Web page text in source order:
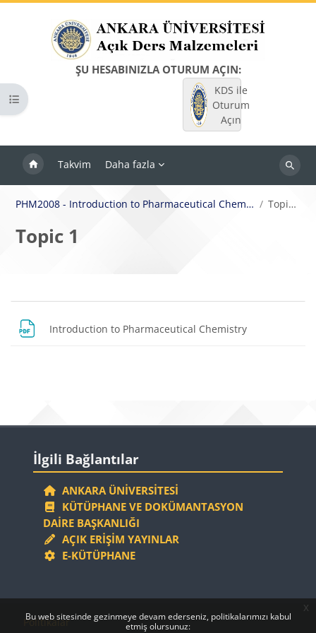
Bu web sitesinde gezinmeye devam ederseniz, politikalarımızı kabul
etmiş olursunuz:
x
ŞU HESABINIZLA OTURUM AÇIN:
KDS ile
Oturum
Açın
Takvim Daha fazla
Dersleri
Kurs dizinini aç
PHM2008 - Introduction to Pharmaceutical Chemistry Topic 1
Topic 1
Bloklar
Bölüm anahatları
Introduction to Pharmaceutical Chemistry
Bloklar
İlgili Bağlantılar
ANKARA ÜNIVERSITESI
KÜTÜPHANE VE DOKÜMANTASYON
DAIRE BAŞKANLIĞI
AÇIK ERIŞIM YAYINLAR
E-KÜTÜPHANE
Bloklar
Bloklar
Politikalar